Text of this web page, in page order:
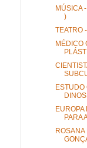
MÚSICA
)
TEATRO
MÉDICO
PARA
ROSANA